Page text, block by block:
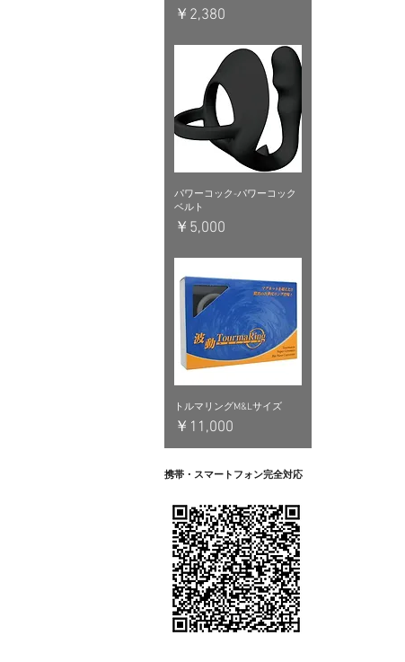
価格
￥2,380
パワーコック-パワーコック
ベルト
価格
￥5,000
トルマリングM&Lサイズ
価格
￥11,000
携帯・スマートフォン完全対応